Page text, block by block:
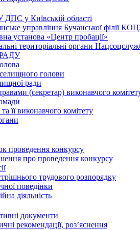
ДПС у Київській області
управління Бучанської філії
установа «Центр пробації»
територіальні органи
голови
ради
(секретар) виконавчого
її виконавчого комітету
проведення конкурсу
про проведення конкурсу
трудового розпорядку
поведінки
діяльність
документи
рекомендації, роз’яснення